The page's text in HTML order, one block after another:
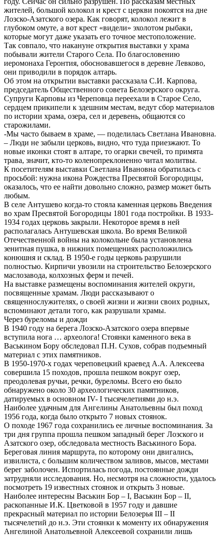
жителей, большой колокол и крест с церкви покоятся на дне
Лозско-Азатского озера. Как говорят, колокол лежит в
глубоком омуте, а вот крест «видели» эхолотом рыбаки,
которые могут даже указать его точное местоположение.
Так совпало, что накануне открытия выставки у храма
побывали жители Старого Села. По благословению
иеромонаха Геронтия, обосновавшегося в деревне Левково,
они приводили в порядок алтарь.
Об этом на открытии выставки рассказала С.И. Карпова,
председатель Общественного совета Белозерского округа.
Супруги Карповы из Череповца переехали в Старое Село,
сердцем прикипели к здешним местам, ведут сбор материалов
по истории храма, озера, сел и деревень, общаются со
старожилами.
-Мы часто бываем в храме, — поделилась Светлана Ивановна.
– Люди не забыли церковь, видно, что туда приезжают. То
новые иконки стоят в алтаре, то огарки свечей, то примята
трава, значит, кто-то коленопреклоненно читал молитвы.
К посетителям выставки Светлана Ивановна обратилась с
просьбой: нужна икона Рождества Пресвятой Богородицы,
оказалось, что ее найти довольно сложно, размер может быть
любым.
В селе Антушево когда-то стояла каменная церковь Введения
во храм Пресвятой Богородицы 1801 года постройки. В 1933-
1934 годах церковь закрыли. Некоторое время в ней
располагалась Антушевская школа. Во время Великой
Отечественной войны на колокольне была установлена
зенитная пушка, в нижних помещениях расположились
конюшня и склад. В 1950-е годы церковь разрушили
полностью. Кирпичи увозили на строительство Белозерского
маслозавода, колхозных ферм и печей.
На выставке размещены воспоминания жителей округи,
посвященные храмам. Люди рассказывают о
священнослужителях, о своей жизни и жизни своих родных,
вспоминают детали того, как разрушали храмы.
Через буреломы и дожди
В 1940 году на берега Лозско-Азатского озера впервые
вступила нога … археолога! Стоянки каменного века в
Васькином Бору обследовал П.Н. Сухов, собрав подъемный
материал с этих памятников.
В 1950-1970-х годах череповецкий краевед А.А. Алексеева
совершила 15 походов, прошла пешком вокруг озер,
преодолевая ручьи, речки, буреломы. Всего ею было
обнаружено около 30 археологических памятников,
датируемых в основном IV- I тысячелетиями до н.э.
Наиболее удачным для Ангелины Анатольевны был поход
1956 года, когда было открыто 7 новых стоянок.
О походе 1967 года сохранились ее личные воспоминания. За
три дня группа прошла пешком западный берег Лозского и
Азатского озер, обследовала местность Васькиного Бора.
Береговая линия маршрута, по которому они двигались,
извилиста, с большим количеством заливов, мысов, местами
берег заболочен. Испортилась погода, постоянные дожди
затрудняли исследования. Но, несмотря на сложности, удалось
посмотреть 19 известных стоянок и открыть 3 новые.
Наиболее интересны Васькин Бор – I, Васькин Бор – II,
раскопанные И.К. Цветковой в 1957 году и давшие
прекрасный материал по истории Белозерья III – II
тысячелетий до н.э. Эти стоянки к моменту их обнаружения
Ангелиной Анатольевной Алексеевой сохранили лишь